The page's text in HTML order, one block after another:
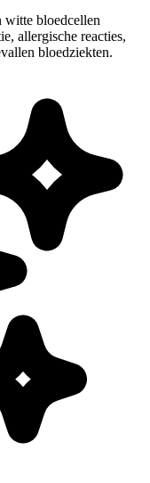
witte bloedcellen
allergische reacties,
bloedziekten.